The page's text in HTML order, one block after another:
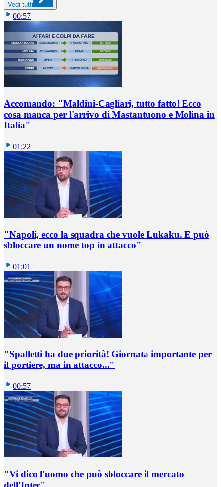
Vedi tutti
00:57
Accomando: "Maldini-Cagliari, tutto fatto! Ecco
cosa manca per l'arrivo di Mastantuono e Molina in
Italia"
01:22
"Napoli, ecco la squadra che vuole Lukaku. E può
sbloccare un nome top in attacco"
01:01
"Spalletti ha due priorità! Giornata importante per
il portiere, ma in attacco..."
00:57
"Vi dico l'uomo che può sbloccare il mercato
dell'Inter"